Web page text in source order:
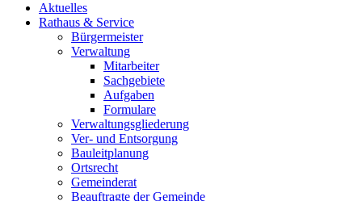
Aktuelles
Rathaus & Service
Bürgermeister
Verwaltung
Mitarbeiter
Sachgebiete
Aufgaben
Formulare
Verwaltungsgliederung
Ver- und Entsorgung
Bauleitplanung
Ortsrecht
Gemeinderat
Beauftragte der Gemeinde